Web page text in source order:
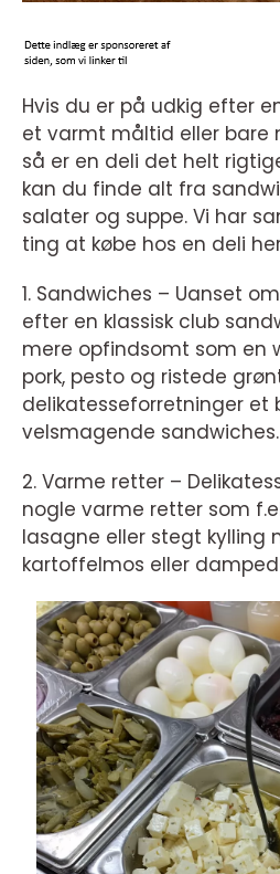
Hvis du er på udkig efter
et varmt måltid eller bare
så er en deli det helt
kan du finde alt fra
salater og suppe. Vi har
ting at købe hos en deli
1. Sandwiches – Uanset
efter en klassisk club
mere opfindsomt som en
pork, pesto og ristede
delikatesseforretninger et
velsmagende sandwiches.
2. Varme retter –
nogle varme retter som
lasagne eller stegt kylling
kartoffelmos eller